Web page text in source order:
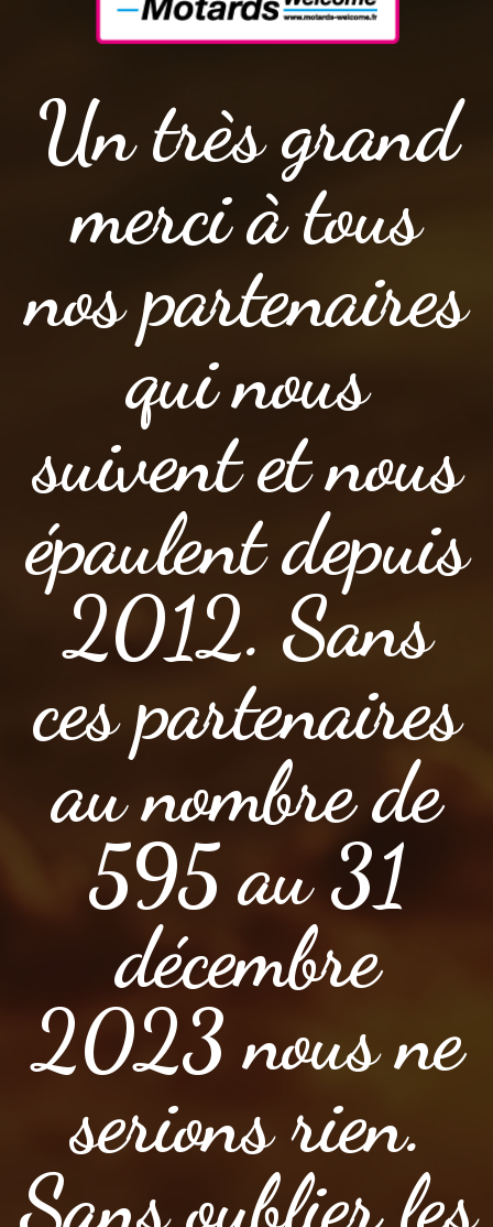
Un très grand
merci à tous
nos partenaires
qui nous
suivent et nous
épaulent depuis
2012. Sans
ces partenaires
au nombre de
595 au 31
décembre
2023 nous ne
serions rien.
Sans oublier les